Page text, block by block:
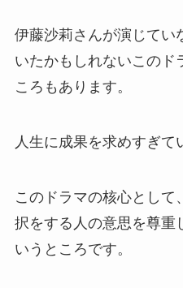
伊藤沙莉さんが演じてい
いたかもしれないこのド
ころもあります。
人生に成果を求めすぎて
このドラマの核心として
択をする人の意思を尊重
いうところです。